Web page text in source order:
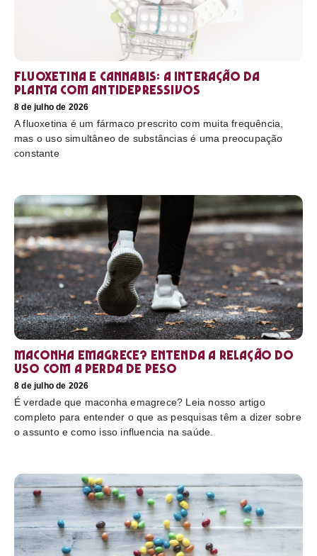
Fluoxetina e Cannabis: a interação da
planta com antidepressivos
8 de julho de 2026
A fluoxetina é um fármaco prescrito com muita frequência,
mas o uso simultâneo de substâncias é uma preocupação
constante
Maconha emagrece? Entenda a relação do
uso com a perda de peso
8 de julho de 2026
É verdade que maconha emagrece? Leia nosso artigo
completo para entender o que as pesquisas têm a dizer sobre
o assunto e como isso influencia na saúde.